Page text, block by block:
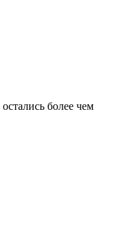
более чем